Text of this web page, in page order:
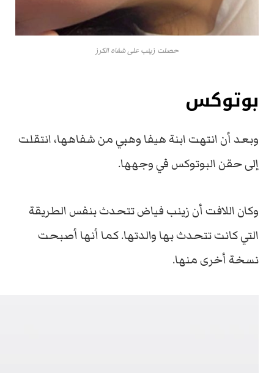
حصلت زينب على شفاه الكرز
بوتوكس
وبعد أن انتهت ابنة هيفا وهبي من شفاهها، انتقلت
إلى حقن البوتوكس في وجهها.
وكان اللافت أن زينب فياض تتحدث بنفس الطريقة
التي كانت تتحدث بها والدتها. كما أنها أصبحت
نسخة أخرى منها.